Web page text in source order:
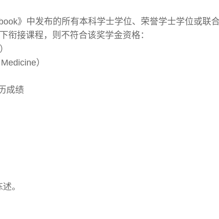
》中发布的所有本科学士学位、荣誉学士学位或联合
衔接课程，则不符合该奖学金资格：
）
成绩
。